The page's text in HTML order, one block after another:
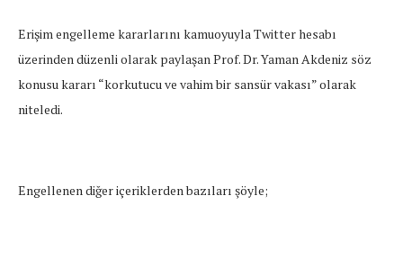
Erişim engelleme kararlarını kamuoyuyla Twitter hesabı
üzerinden düzenli olarak paylaşan Prof. Dr. Yaman Akdeniz söz
konusu kararı “korkutucu ve vahim bir sansür vakası” olarak
niteledi.
Engellenen diğer içeriklerden bazıları şöyle;